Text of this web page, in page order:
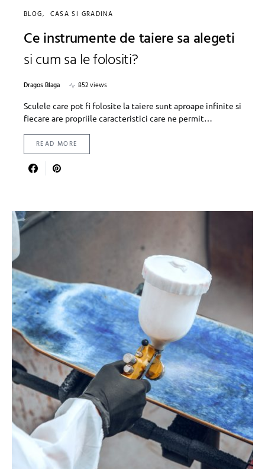
BLOG CASA SI GRADINA
Ce instrumente de taiere sa alegeti
si cum sa le folositi?
Dragos Blaga
852 views
Sculele care pot fi folosite la taiere sunt aproape infinite si
fiecare are propriile caracteristici care ne permit…
READ MORE